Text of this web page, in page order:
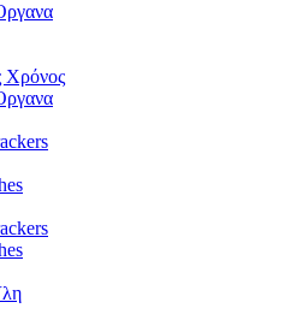
Χρόνος